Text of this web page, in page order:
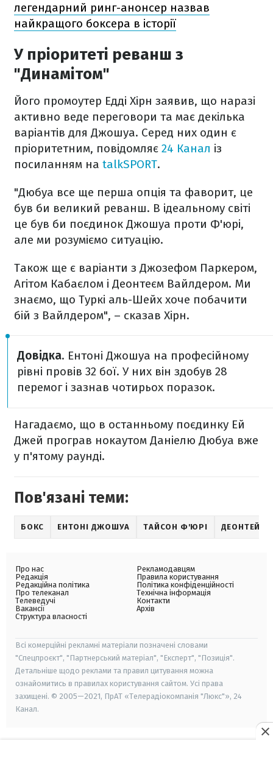
легендарний ринг-анонсер назвав
найкращого боксера в історії
У пріоритеті реванш з
"Динамітом"
Його промоутер Едді Хірн заявив, що наразі
активно веде переговори та має декілька
варіантів для Джошуа. Серед них один є
пріоритетним, повідомляє 24 Канал із
посиланням на talkSPORT.
"Дюбуа все ще перша опція та фаворит, це
був би великий реванш. В ідеальному світі
це був би поєдинок Джошуа проти Ф'юрі,
але ми розуміємо ситуацію.
Також ще є варіанти з Джозефом Паркером,
Агітом Кабаєлом і Деонтеєм Вайлдером. Ми
знаємо, що Туркі аль-Шейх хоче побачити
бій з Вайлдером", – сказав Хірн.
Довідка. Ентоні Джошуа на професійному
рівні провів 32 бої. У них він здобув 28
перемог і зазнав чотирьох поразок.
Нагадаємо, що в останньому поєдинку Ей
Джей програв нокаутом Даніелю Дюбуа вже
у п'ятому раунді.
Пов'язані теми:
БОКС ЕНТОНІ ДЖОШУА ТАЙСОН Ф'ЮРІ ДЕОНТЕЙ
Про нас
Редакція
Редакційна політика
Про телеканал
Телеведучі
Вакансії
Структура власності
Рекламодавцям
Правила користування
Політика конфіденційності
Технічна інформація
Контакти
Архів
Всі комерційні рекламні матеріали позначені словами
"Спецпроєкт", "Партнерський матеріал", "Експерт", "Позиція".
Детальніше щодо реклами та правил цитування можна
ознайомитись в правилах користування сайтом. Усі права
захищені. © 2005—2021, ПрАТ «Телерадіокомпанія "Люкс"», 24
Канал.